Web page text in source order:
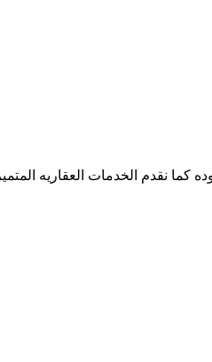
كما نقدم الخدمات العقاريه